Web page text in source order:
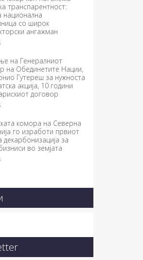
транспарентност:
национална
со широк
ангажман
на Генералниот
на Обединетите Нации,
Гутереш за нужноста
акција, 10 години
договор
комора на Северна
го изработи првиот
декарбонизација за
во земјата